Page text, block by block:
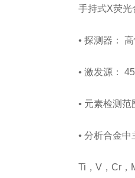
手持式X荧光
• 探测器：
• 激发源：
• 元素检测
• 分析合金中
Ti，V，Cr，